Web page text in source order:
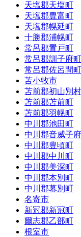
天塩郡天塩町
天塩郡豊富町
天塩郡幌延町
十勝郡浦幌町
常呂郡置戸町
常呂郡訓子府町
常呂郡佐呂間町
苫小牧市
苫前郡初山別村
苫前郡苫前町
苫前郡羽幌町
中川郡池田町
中川郡音威子
中川郡豊頃町
中川郡中川町
中川郡美深町
中川郡本別町
中川郡幕別町
名寄市
新冠郡新冠町
爾志郡乙部町
根室市